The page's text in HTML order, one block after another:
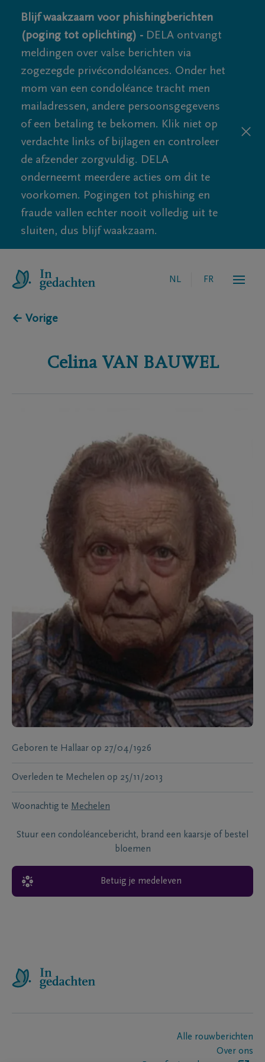
Blijf waakzaam voor phishingberichten
(poging tot oplichting) - DELA ontvangt
meldingen over valse berichten via
zogezegde privécondoléances. Onder het
mom van een condoléance tracht men
mailadressen, andere persoonsgegevens
of een betaling te bekomen. Klik niet op
verdachte links of bijlagen en controleer
de afzender zorgvuldig. DELA
onderneemt meerdere acties om dit te
voorkomen. Pogingen tot phishing en
fraude vallen echter nooit volledig uit te
sluiten, dus blijf waakzaam.
NL FR
← Vorige
Celina VAN BAUWEL
Geboren te Hallaar op 27/04/1926
Overleden te Mechelen op 25/11/2013
Woonachtig te Mechelen
Stuur een condoléancebericht, brand een kaarsje of bestel
bloemen
Betuig je medeleven
Alle rouwberichten
Over ons